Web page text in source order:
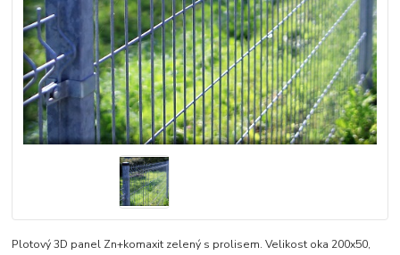
Plotový 3D panel Zn+komaxit zelený s prolisem. Velikost oka 200x50,